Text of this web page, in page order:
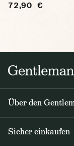
72,90 €
Über den
Sicher einkaufen